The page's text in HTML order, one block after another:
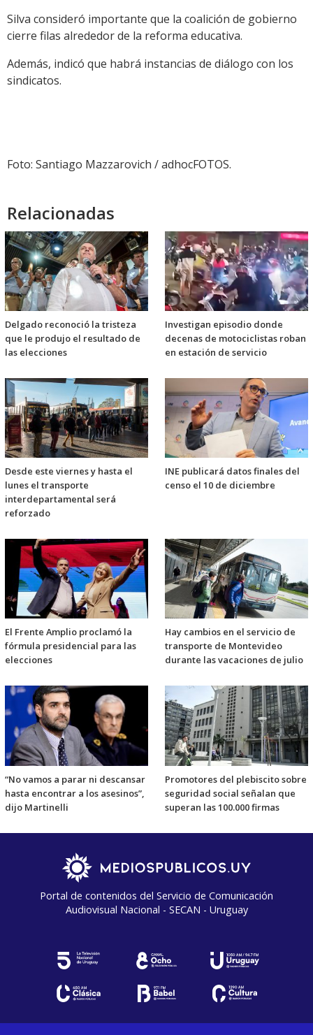
Silva consideró importante que la coalición de gobierno
cierre filas alrededor de la reforma educativa.
Además, indicó que habrá instancias de diálogo con los
sindicatos.
Foto: Santiago Mazzarovich / adhocFOTOS.
Relacionadas
Delgado reconoció la tristeza
que le produjo el resultado de
las elecciones
Investigan episodio donde
decenas de motociclistas roban
en estación de servicio
Desde este viernes y hasta el
lunes el transporte
interdepartamental será
reforzado
INE publicará datos finales del
censo el 10 de diciembre
El Frente Amplio proclamó la
fórmula presidencial para las
elecciones
Hay cambios en el servicio de
transporte de Montevideo
durante las vacaciones de julio
“No vamos a parar ni descansar
hasta encontrar a los asesinos”,
dijo Martinelli
Promotores del plebiscito sobre
seguridad social señalan que
superan las 100.000 firmas
Portal de contenidos del Servicio de Comunicación
Audiovisual Nacional - SECAN - Uruguay